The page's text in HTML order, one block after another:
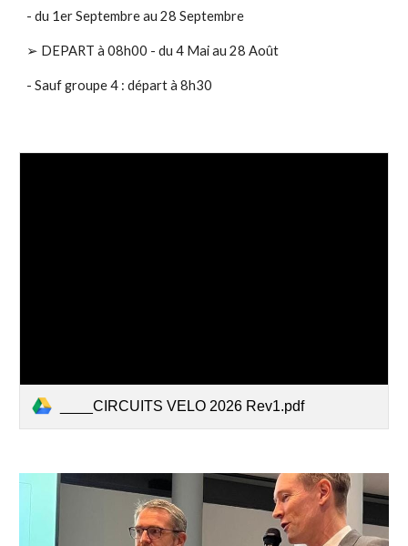
- du 1er Septembre au 28 Septembre
➢ DEPART à 08h00 - du 4 Mai au 28 Août
- Sauf groupe 4 : départ à 8h30
____CIRCUITS VELO 2026 Rev1.pdf